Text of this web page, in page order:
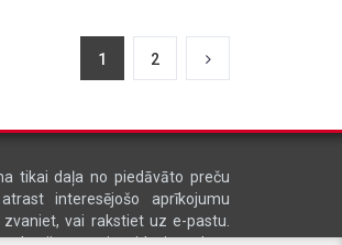
1 2
tikai daļa no piedāvāto preču
interesējošo aprīkojumu
vai rakstiet uz e-pastu.